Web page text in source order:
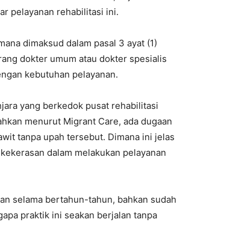
pelayanan rehabilitasi ini.
dimaksud dalam pasal 3 ayat (1)
dokter umum atau dokter spesialis
kebutuhan pelayanan.
yang berkedok pusat rehabilitasi
menurut Migrant Care, ada dugaan
tanpa upah tersebut. Dimana ini jelas
dalam melakukan pelayanan
selama bertahun-tahun, bahkan sudah
praktik ini seakan berjalan tanpa